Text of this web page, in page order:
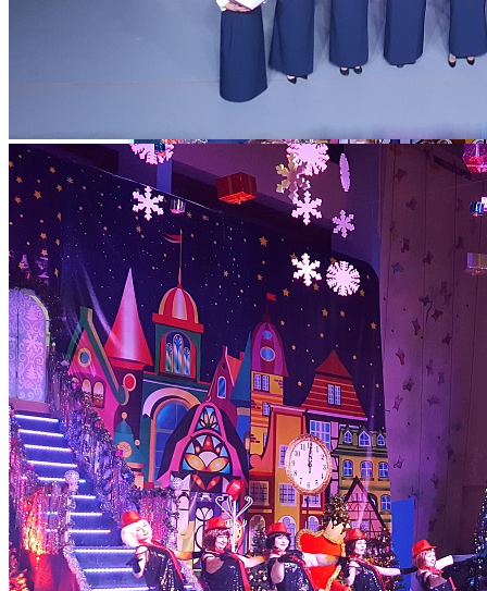
Количество просмотров: 1687
24 декабря во Дворце творчества состоялся городской
фестиваль искусств педагогов и специалистов
образовательных учреждений «Так зажигают звезды».
В выставочном зале и фойе первого этажа была организована
выставка работ в номинации «Мастерская умельцев», в
которой приняли участие более 100 педагогов из 42
образовательных учреждений города.